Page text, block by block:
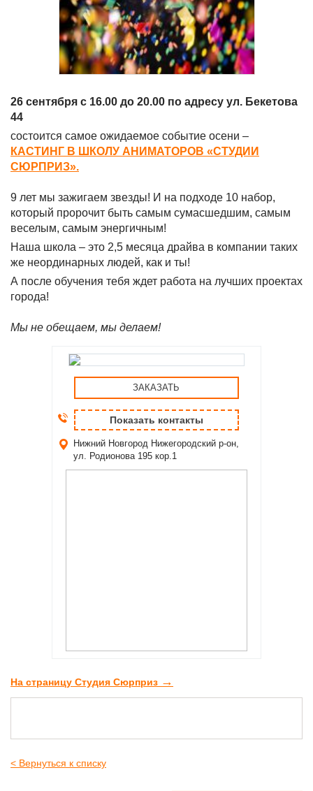
26 сентября с 16.00 до 20.00 по адресу ул. Бекетова
44
состоится самое ожидаемое событие осени –
КАСТИНГ В ШКОЛУ АНИМАТОРОВ «СТУДИИ
СЮРПРИЗ».
9 лет мы зажигаем звезды! И на подходе 10 набор,
который пророчит быть самым сумасшедшим, самым
веселым, самым энергичным!
Наша школа – это 2,5 месяца драйва в компании таких
же неординарных людей, как и ты!
А после обучения тебя ждет работа на лучших проектах
города!
Мы не обещаем, мы делаем!
ЗАКАЗАТЬ
Показать контакты
Нижний Новгород Нижегородский р-он,
ул. Родионова 195 кор.1
На страницу Студия Сюрприз →
< Вернуться к списку